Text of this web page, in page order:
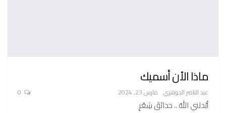
ماذا الأن أسميك
عبد الناصر الجوهري مارس 23, 2024
أبْدلني اللهُ .. حدائقَ شِعْرٍ